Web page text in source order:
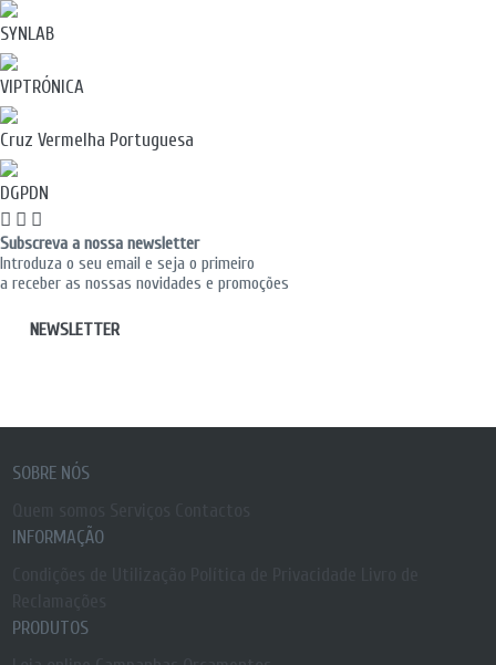
SYNLAB
VIPTRÓNICA
Cruz Vermelha Portuguesa
DGPDN
Subscreva a nossa newsletter
Introduza o seu email e seja o primeiro
a receber as nossas novidades e promoções
NEWSLETTER
SOBRE NÓS
INFORMAÇÃO
PRODUTOS